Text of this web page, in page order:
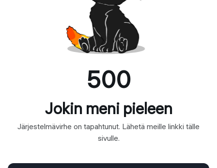
500
Jokin meni pieleen
Järjestelmävirhe on tapahtunut. Lähetä meille linkki tälle
sivulle.